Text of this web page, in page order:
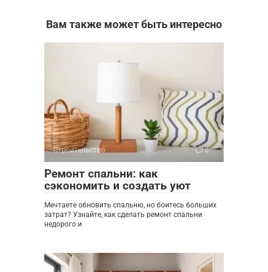
Вам также может быть интересно
Строительство 0
Ремонт спальни: как
сэкономить и создать уют
Мечтаете обновить спальню, но боитесь больших
затрат? Узнайте, как сделать ремонт спальни
недорого и